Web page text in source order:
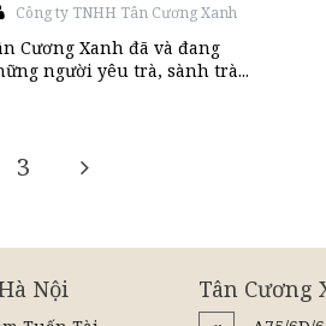
Công ty TNHH Tân Cương Xanh
Cương Xanh đã và đang
người yêu trà, sành trà...
3
Nội Tân Cương